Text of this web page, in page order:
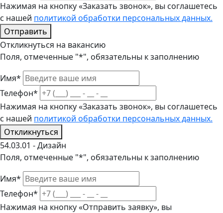
Нажимая на кнопку «Заказать звонок», вы соглашетесь
с нашей политикой обработки персональных данных.
Отправить
Откликнуться на вакансию
Поля, отмеченные "*", обязательны к заполнению
Имя*
Телефон*
Нажимая на кнопку «Заказать звонок», вы соглашетесь
с нашей политикой обработки персональных данных.
Откликнуться
54.03.01 - Дизайн
Поля, отмеченные "*", обязательны к заполнению
Имя*
Телефон*
Нажимая на кнопку «Отправить заявку», вы